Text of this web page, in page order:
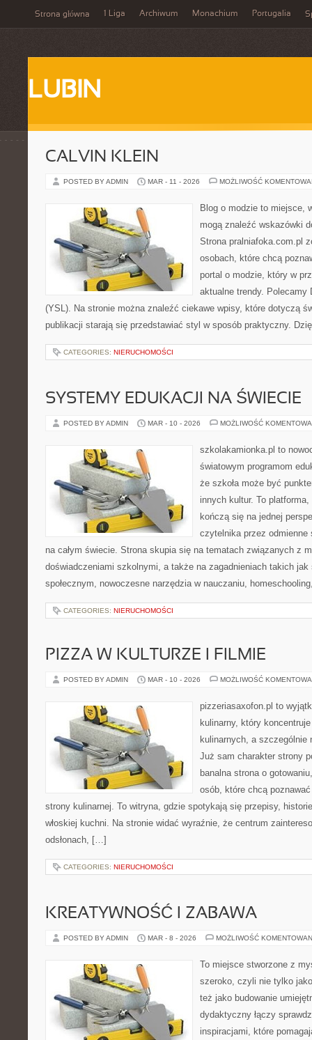
Strona główna 1 Liga Archiwum Monachium Portugalia
LUBIN
CALVIN KLEIN
POSTED BY ADMIN MAR - 11 - 2026 MOŻLIWOŚĆ
Blog o modzie to miejsce,
mogą znaleźć wskazówki
Strona pralniafoka.com.pl
osobach, które chcą
portal o modzie, który w
aktualne trendy. Polecamy
(YSL). Na stronie można znaleźć ciekawe wpisy, które dotyczą
publikacji starają się przedstawiać styl w sposób praktyczny.
CATEGORIES: NIERUCHOMOŚCI
SYSTEMY EDUKACJI NA ŚWIECIE
POSTED BY ADMIN MAR - 10 - 2026 MOŻLIWOŚĆ
szkolakamionka.pl to
światowym programom
że szkoła może być
innych kultur. To
kończą się na jednej
czytelnika przez odmienne
na całym świecie. Strona skupia się na tematach związanych z
doświadczeniami szkolnymi, a także na zagadnieniach takich
społecznym, nowoczesne narzędzia w nauczaniu,
CATEGORIES: NIERUCHOMOŚCI
PIZZA W KULTURZE I FILMIE
POSTED BY ADMIN MAR - 10 - 2026 MOŻLIWOŚĆ
pizzeriasaxofon.pl to
kulinarny, który
kulinarnych, a
Już sam charakter strony
banalna strona o
osób, które chcą
strony kulinarnej. To witryna, gdzie spotykają się przepisy,
włoskiej kuchni. Na stronie widać wyraźnie, że centrum
odsłonach, […]
CATEGORIES: NIERUCHOMOŚCI
KREATYWNOŚĆ I ZABAWA
POSTED BY ADMIN MAR - 8 - 2026 MOŻLIWOŚĆ
To miejsce stworzone z
szeroko, czyli nie tylko
też jako budowanie
dydaktyczny łączy
inspiracjami, które